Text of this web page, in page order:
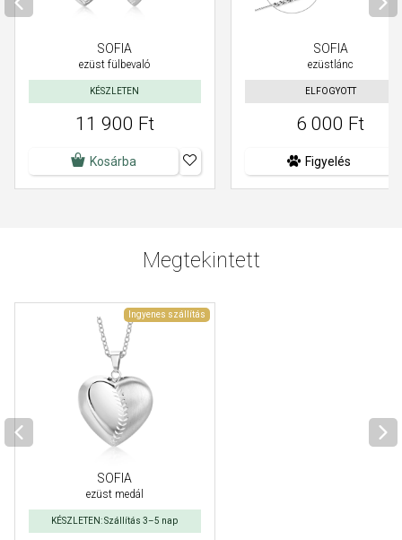
SOFIA
ezüst fülbevaló
KÉSZLETEN
11 900 Ft
Kosárba
SOFIA
ezüstlánc
ELFOGYOTT
6 000 Ft
Figyelés
Megtekintett
Ingyenes szállítás
SOFIA
ezüst medál
KÉSZLETEN: Szállítás 3–5 nap